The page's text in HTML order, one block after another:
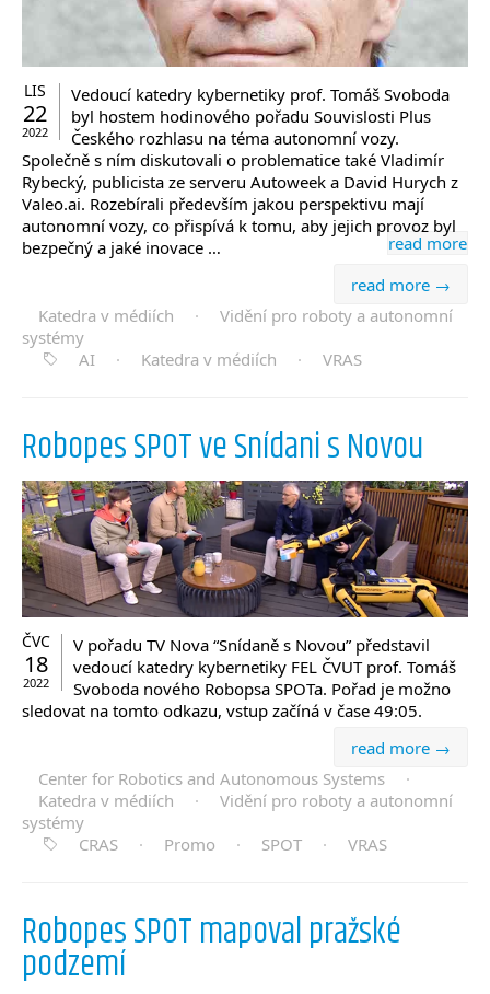
LIS
22
2022
Vedoucí katedry kybernetiky prof. Tomáš Svoboda
byl hostem hodinového pořadu Souvislosti Plus
Českého rozhlasu na téma autonomní vozy.
Společně s ním diskutovali o problematice také Vladimír
Rybecký, publicista ze serveru Autoweek a David Hurych z
Valeo.ai. Rozebírali především jakou perspektivu mají
autonomní vozy, co přispívá k tomu, aby jejich provoz byl
bezpečný a jaké inovace …
read more
read more →
Katedra v médiích
·
Vidění pro roboty a autonomní
systémy
AI
· Katedra v médiích · VRAS
Robopes SPOT ve Snídani s Novou
ČVC
18
2022
V pořadu TV Nova “Snídaně s Novou” představil
vedoucí katedry kybernetiky FEL ČVUT prof. Tomáš
Svoboda nového Robopsa SPOTa. Pořad je možno
sledovat na tomto odkazu, vstup začíná v čase 49:05.
read more →
Center for Robotics and Autonomous Systems
·
Katedra v médiích
·
Vidění pro roboty a autonomní
systémy
CRAS
· Promo · SPOT · VRAS
Robopes SPOT mapoval pražské
podzemí